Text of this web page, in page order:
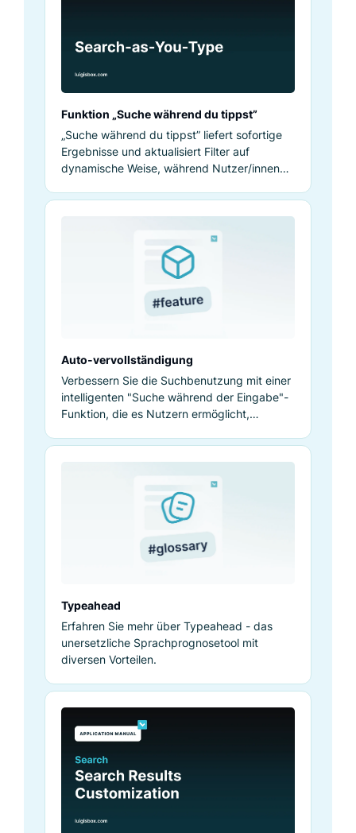
Funktion „Suche während du tippst”
„Suche während du tippst” liefert sofortige
Ergebnisse und aktualisiert Filter auf
dynamische Weise, während Nutzer/innen
Sucherlebnis im E-Commerce entsteht.
Auto-vervollständigung
Verbessern Sie die Suchbenutzung mit einer
intelligenten "Suche während der Eingabe"-
Funktion, die es Nutzern ermöglicht,
Typeahead
Erfahren Sie mehr über Typeahead - das
unersetzliche Sprachprognosetool mit
diversen Vorteilen.